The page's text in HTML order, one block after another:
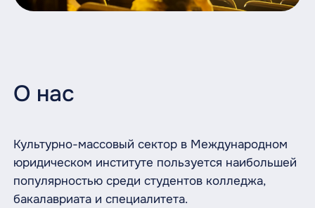
О нас
Культурно-массовый сектор в Международном
юридическом институте пользуется наибольшей
популярностью среди студентов колледжа,
бакалавриата и специалитета.